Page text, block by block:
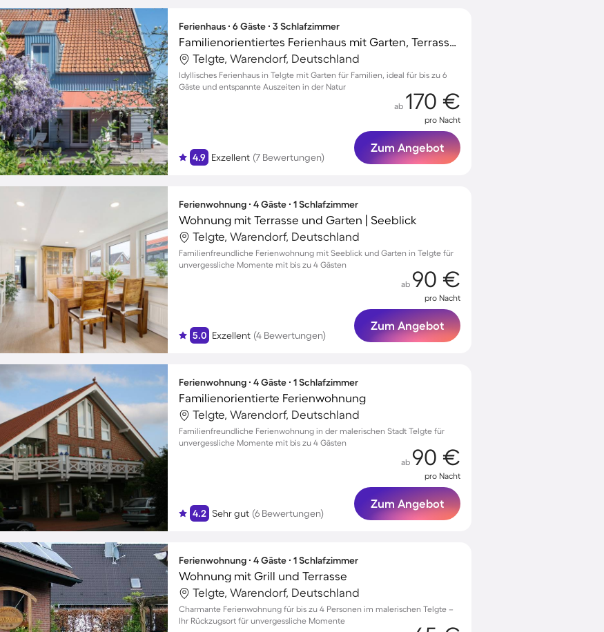
Ferienhaus ∙ 6 Gäste ∙ 3 Schlafzimmer
Familienorientiertes Ferienhaus mit Garten, Terrasse und Grill | Ideal für Homeoffice
Telgte, Warendorf, Deutschland
Idyllisches Ferienhaus in Telgte mit Garten für Familien, ideal für bis zu 6
Gäste und entspannte Auszeiten in der Natur
4.9 Exzellent (7 Bewertungen)
ab 170 €
pro Nacht
Zum Angebot
Ferienwohnung ∙ 4 Gäste ∙ 1 Schlafzimmer
Wohnung mit Terrasse und Garten | Seeblick
Telgte, Warendorf, Deutschland
Familienfreundliche Ferienwohnung mit Seeblick und Garten in Telgte für
unvergessliche Momente mit bis zu 4 Gästen
5.0 Exzellent (4 Bewertungen)
ab 90 €
pro Nacht
Zum Angebot
Ferienwohnung ∙ 4 Gäste ∙ 1 Schlafzimmer
Familienorientierte Ferienwohnung
Telgte, Warendorf, Deutschland
Familienfreundliche Ferienwohnung in der malerischen Stadt Telgte für
unvergessliche Momente mit bis zu 4 Gästen
4.2 Sehr gut (6 Bewertungen)
ab 90 €
pro Nacht
Zum Angebot
Ferienwohnung ∙ 4 Gäste ∙ 1 Schlafzimmer
Wohnung mit Grill und Terrasse
Telgte, Warendorf, Deutschland
Charmante Ferienwohnung für bis zu 4 Personen im malerischen Telgte –
Ihr Rückzugsort für unvergessliche Momente